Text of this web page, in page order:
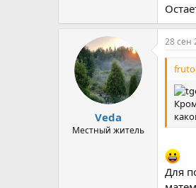
Veda
Местный житель
28 сен
Для